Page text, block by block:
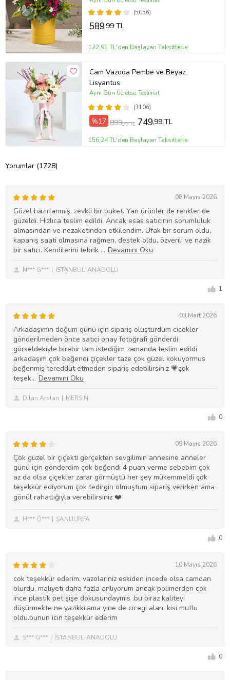
(5056)
589,99 TL
122,91 TL'den Başlayan Taksitlerle
Cam Vazoda Pembe ve Beyaz
Lisyantus
(3106)
Aynı Gün Ücretsiz Teslimat
%17 899,99 TL 749,99 TL
156,24 TL'den Başlayan Taksitlerle
Yorumlar (1728)
08 Mayıs 2026
Güzel hazırlanmış, zevkli bir buket. Yan ürünler de renkler de
güzeldi. Hızlıca teslim edildi. Ancak esas satıcının sorumluluk
almasından ve nezaketinden etkilendim. Ufak bir sorum oldu,
kapanış saati olmasına rağmen, destek oldu, özverili ve nazik
bir satıcı. Kendilerini tebrik
N*** G*** İSTANBUL-ANADOLU
1
03 Mart 2026
Arkadaşımın doğum günü için sipariş oluşturdum cicekler
gönderilmeden önce satıci onay fotoğrafi gönderdi
görseldekiyle birebir tam istediğim zamanda teslim edildi
arkadaşım çok beğendi çiçekler taze çok güzel kokuyormus
beğenmiş tereddüt etmeden sipariş edebilirsiniz 💗çok
teşek
Dilan Arslan MERSİN
0
09 Mayıs 2026
Çok güzel bir çiçekti gerçekten sevgilimin annesine anneler
günü için gönderdim çok beğendi 4 puan verme sebebim çok
az da olsa çiçekler zarar görmüştü her şey mükemmeldi çok
teşekkür ediyorum çok tedirgin olmuştum sipariş verirken ama
gönül rahatlığıyla verebilirsiniz ❤️
H*** Ö*** ŞANLIURFA
0
10 Mayıs 2026
cok teşekkür ederim. vazolariniz eskiden incede olsa camdan
olurdu, maliyeti daha fazla anliyorum ancak polimerden cok
ince plastik pet şişe dokusundaymis .bu biraz kaliteyi
düşürmekte ne yazikki.ama yine de cicegi alan. kisi mutlu
oldu.bunun icin teşekkür ederim
S*** G*** İSTANBUL-ANADOLU
0